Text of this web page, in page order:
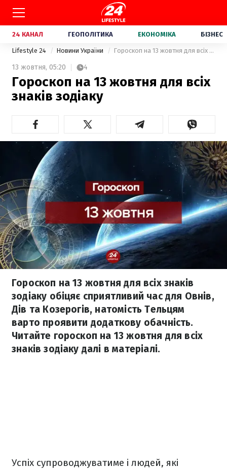
24 КАНАЛ ГЕОПОЛІТИКА ЕКОНОМІКА БІЗНЕС
Lifestyle 24 Новини України Гороскоп на 13 жовтня для всіх знаків зодіаку
13 жовтня, 05:20 4
Гороскоп на 13 жовтня для всіх
знаків зодіаку
Гороскоп на 13 жовтня для всіх знаків
зодіаку обіцяє сприятливий час для Овнів,
Дів та Козерогів, натомість Тельцям
варто проявити додаткову обачність.
Читайте гороскоп на 13 жовтня для всіх
знаків зодіаку далі в матеріалі.
Успіх супроводжуватиме і людей, які